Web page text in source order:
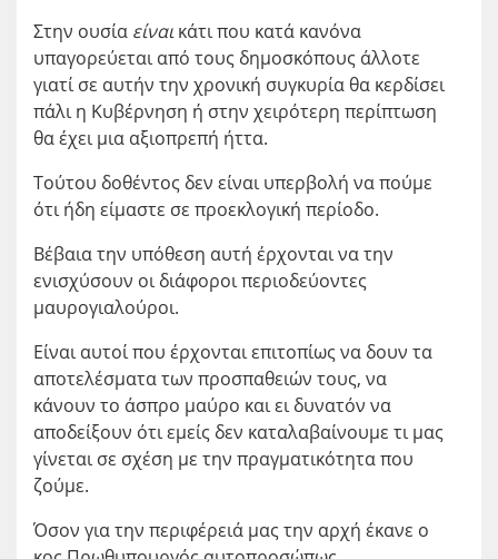
Στην ουσία είναικάτι που κατά κανόνα
υπαγορεύεται από τους δημοσκόπους άλλοτε
γιατί σε αυτήν την χρονική συγκυρία θα κερδίσει
πάλι η Κυβέρνηση ή στην χειρότερη περίπτωση
θα έχει μια αξιοπρεπή ήττα.
Τούτου δοθέντος δεν είναι υπερβολή να πούμε
ότι ήδη είμαστε σε προεκλογική περίοδο.
Βέβαια την υπόθεση αυτή έρχονται να την
ενισχύσουν οι διάφοροι περιοδεύοντες
μαυρογιαλούροι.
Είναι αυτοί που έρχονται επιτοπίως να δουν τα
αποτελέσματα των προσπαθειών τους, να
κάνουν το άσπρο μαύρο και ει δυνατόν να
αποδείξουν ότι εμείς δεν καταλαβαίνουμε τι μας
γίνεται σε σχέση με την πραγματικότητα που
ζούμε.
Όσον για την περιφέρειά μας την αρχή έκανε ο